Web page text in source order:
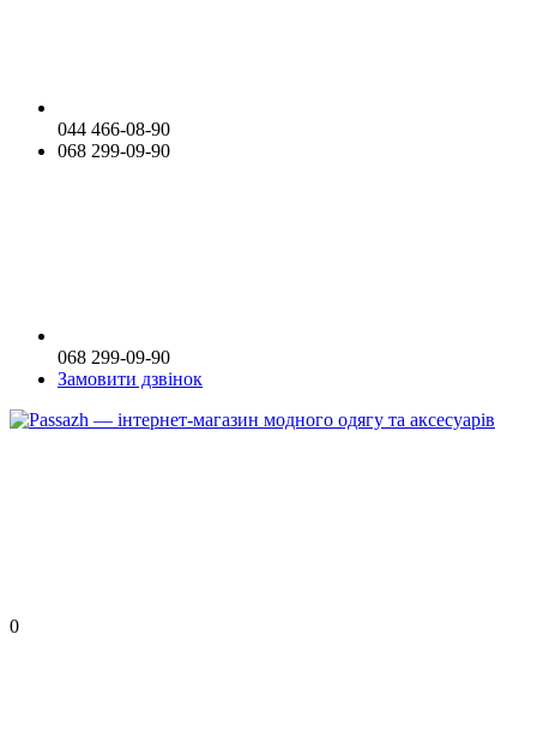
044 466-08-90
068 299-09-90
068 299-09-90
Замовити дзвінок
0